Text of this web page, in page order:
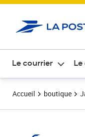
Le courrier
Accueil boutique